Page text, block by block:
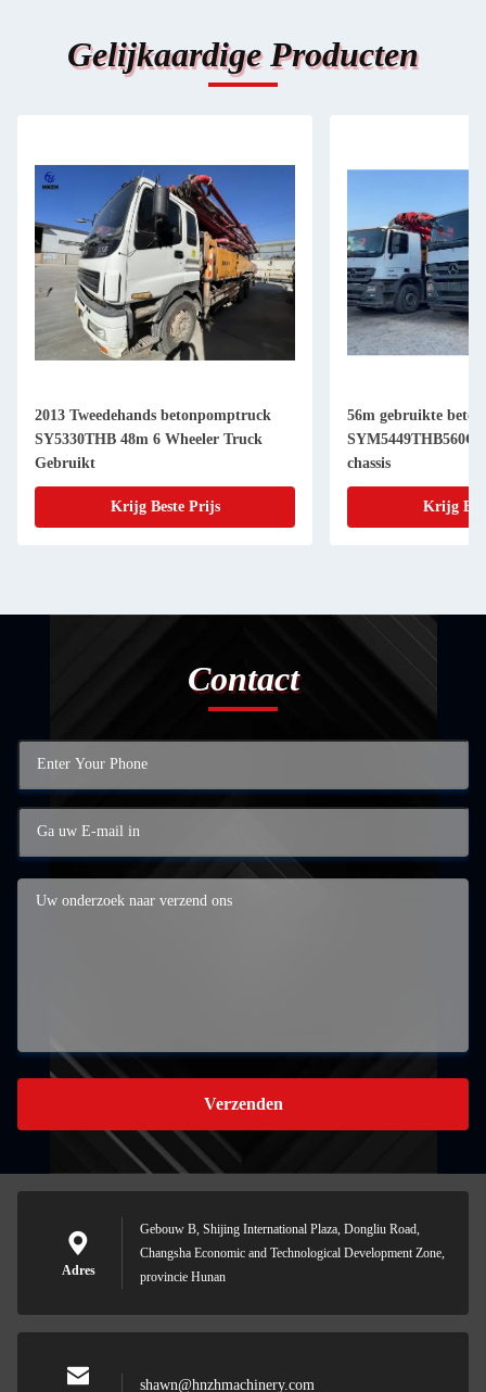
Gelijkaardige Producten
2013 Tweedehands betonpomptruck
SY5330THB 48m 6 Wheeler Truck
Gebruikt
Krijg Beste Prijs
56m gebruikte
SYM5449THB560C-
chassis
Krijg
Contact
Verzenden
Adres
Gebouw B, Shijing International Plaza, Dongliu Road,
Changsha Economic and Technological Development Zone,
provincie Hunan
shawn@hnzhmachinery.com